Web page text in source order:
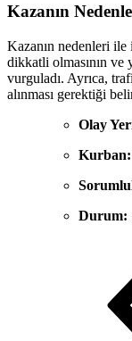
Kazanın
Kazanın nedenleri
dikkatli olmasının ve
vurguladı. Ayrıca,
alınması gerektiği
Olay
Kurban:
Durum: